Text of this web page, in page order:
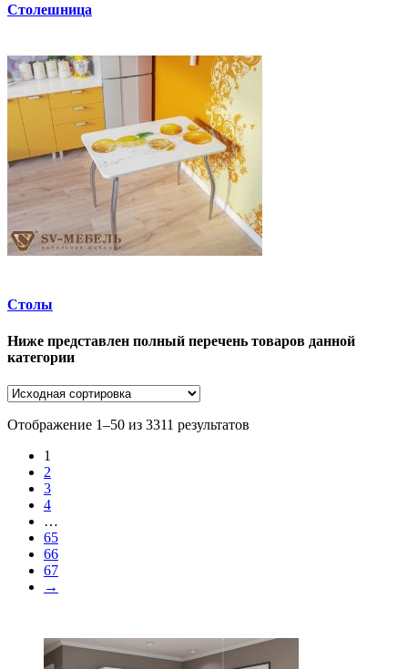
Столешница
Столы
Ниже представлен полный перечень товаров данной
категории
Отображение 1–50 из 3311 результатов
1
2
3
4
…
65
66
67
→